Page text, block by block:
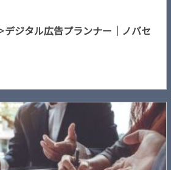
ジタル広告プランナー｜ノバセ